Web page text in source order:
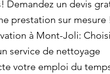
Demandez un devis
prestation sur mesure
à Mont-Joli:
service de nettoyage
votre emploi du